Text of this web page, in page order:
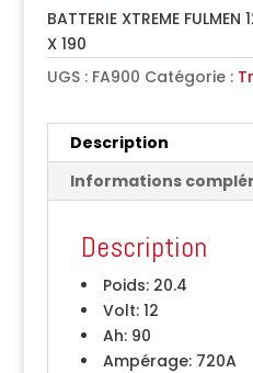
BATTERIE XTREME
X 190
UGS : FA900 Catégorie :
Description
Informations
Description
Poids:20.4
Volt:12
Ah:90
Ampérage:720A